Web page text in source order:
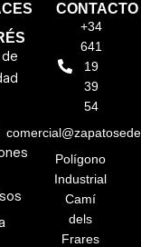
CONTACTO
+34
641
19
39
54
Polígono
Industrial
Camí
dels
Frares